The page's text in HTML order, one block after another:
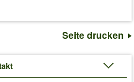
Seite drucken